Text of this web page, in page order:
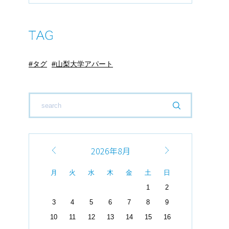
タグ 山梨大学アパート
2026年8月
月 火 水 木 金 土
日
1
2
3
4 5 6 7 8
9
10
11 12 13 14 15
16